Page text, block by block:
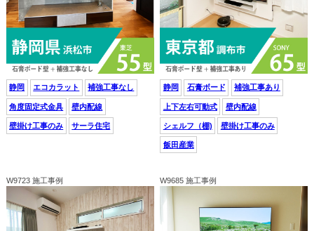
静岡 エコカラット 補強工事なし
角度固定式金具 壁内配線
壁掛け工事のみ サーラ住宅
静岡 石膏ボード 補強工事あり
上下左右可動式 壁内配線
シェルフ（棚) 壁掛け工事のみ
飯田産業
W9723 施工事例 W9685 施工事例